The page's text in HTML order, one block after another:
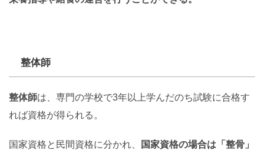
整体師
整体師は、専門の学校で3年以上学んだのち試験に合格す
れば資格が得られる。
国家資格と民間資格に分かれ、
国家資格の場合は「整骨」